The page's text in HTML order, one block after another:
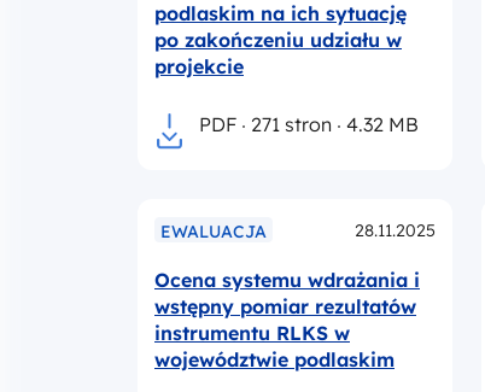
podlaskim na ich sytuację
po zakończeniu udziału w
projekcie
PDF 271 stron 4.32 MB
EWALUACJA 28.11.2025
Ocena systemu wdrażania i
wstępny pomiar rezultatów
instrumentu RLKS w
województwie podlaskim